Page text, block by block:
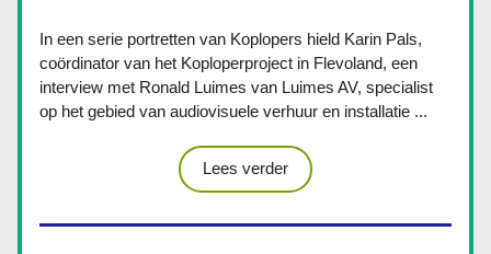
In een serie portretten van Koplopers hield Karin Pals,
coördinator van het Koploperproject in Flevoland, een
interview met Ronald Luimes van Luimes AV, specialist
op het gebied van audiovisuele verhuur en installatie ...
Lees verder